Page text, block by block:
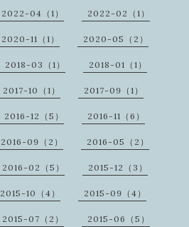
2022-04（1） 2022-02（1）
2020-11（1） 2020-05（2）
2018-03（1） 2018-01（1）
2017-10（1） 2017-09（1）
2016-12（5） 2016-11（6）
2016-09（2） 2016-05（2）
2016-02（5） 2015-12（3）
2015-10（4） 2015-09（4）
2015-07（2） 2015-06（5）